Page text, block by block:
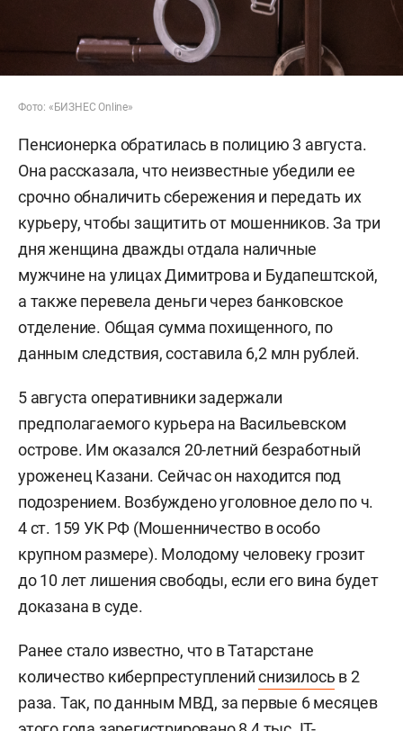
Фото: «БИЗНЕС Online»
Пенсионерка обратилась в полицию 3 августа.
Она рассказала, что неизвестные убедили ее
срочно обналичить сбережения и передать их
курьеру, чтобы защитить от мошенников. За три
дня женщина дважды отдала наличные
мужчине на улицах Димитрова и Будапештской,
а также перевела деньги через банковское
отделение. Общая сумма похищенного, по
данным следствия, составила 6,2 млн рублей.
5 августа оперативники задержали
предполагаемого курьера на Васильевском
острове. Им оказался 20-летний безработный
уроженец Казани. Сейчас он находится под
подозрением. Возбуждено уголовное дело по ч.
4 ст. 159 УК РФ (Мошенничество в особо
крупном размере). Молодому человеку грозит
до 10 лет лишения свободы, если его вина будет
доказана в суде.
Ранее стало известно, что в Татарстане
количество киберпреступленийснизилось в 2
раза. Так, по данным МВД, за первые 6 месяцев